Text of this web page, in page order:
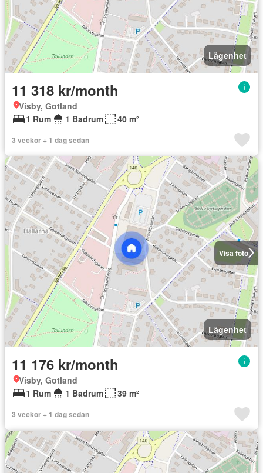
Lägenhet
11 318 kr/month
Visby, Gotland
1 Rum
1 Badrum 40 m²
3 veckor + 1 dag sedan
Visa foto
Lägenhet
11 176 kr/month
Visby, Gotland
1 Rum
1 Badrum 39 m²
3 veckor + 1 dag sedan